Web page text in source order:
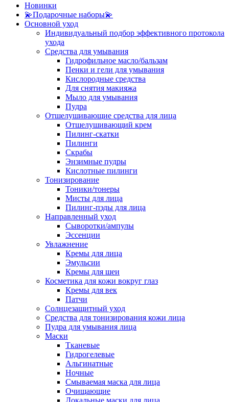
Новинки
💫Подарочные наборы💫
Основной уход
Индивидуальный подбор эффективного протокола
ухода
Средства для умывания
Гидрофильное масло/бальзам
Пенки и гели для умывания
Кислородные средства
Для снятия макияжа
Мыло для умывания
Пудра
Отшелушивающие средства для лица
Отшелушивающий крем
Пилинг-скатки
Пилинги
Скрабы
Энзимные пудры
Кислотные пилинги
Тонизирование
Тоники/тонеры
Мисты для лица
Пилинг-пэды для лица
Направленный уход
Сыворотки/ампулы
Эссенции
Увлажнение
Кремы для лица
Эмульсии
Кремы для шеи
Косметика для кожи вокруг глаз
Кремы для век
Патчи
Солнцезащитный уход
Средства для тонизирования кожи лица
Пудра для умывания лица
Маски
Тканевые
Гидрогелевые
Альгинатные
Ночные
Смываемая маска для лица
Очищающие
Локальные маски для лица